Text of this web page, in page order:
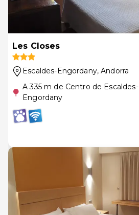
Les Closes
Escaldes-Engordany, Andorra
A 335 m de Centro de Escaldes-
Engordany